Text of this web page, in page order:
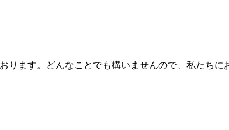
ます。どんなことでも構いませんので、私たちに